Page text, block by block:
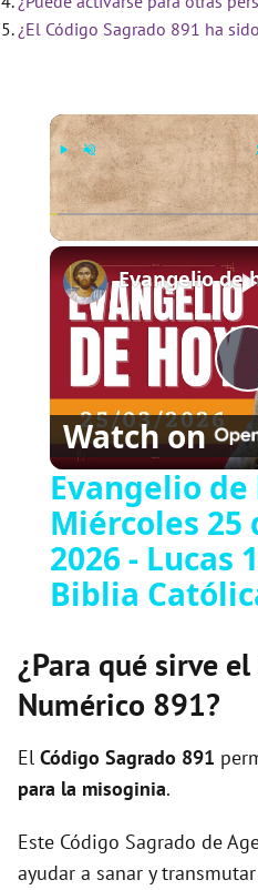
¿El Código Sagrado 891 ha
Watch on
Evangelio de
Miércoles 25
2026 - Lucas
Biblia
¿Para qué sirve
Numérico 891?
El Código Sagrado 891
para la misoginia.
Este Código Sagrado de
ayudar a sanar y